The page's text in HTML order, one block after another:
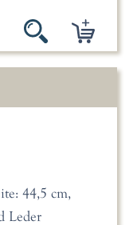
44,5 cm,
Leder